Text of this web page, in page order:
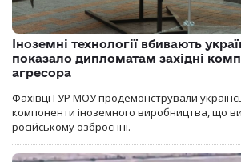
Іноземні технології вбивають
показало дипломатам західні
агресора
Фахівці ГУР МОУ продемонстрували
компоненти іноземного виробництва, що
російському озброєнні.